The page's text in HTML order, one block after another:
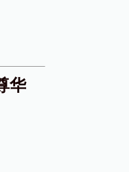
华